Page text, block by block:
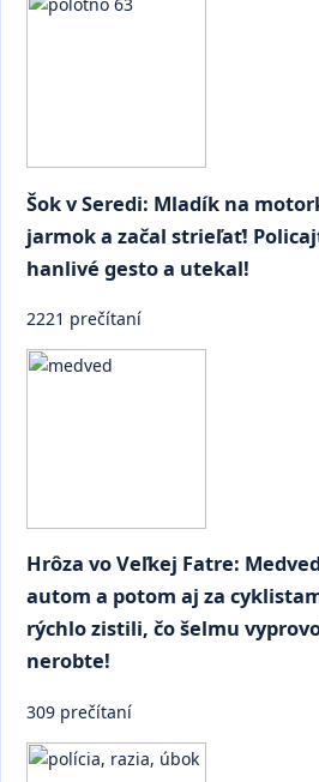
Šok v Seredi: Mladík na
jarmok a začal strieľať!
hanlivé gesto a utekal!
2221 prečítaní
Hrôza vo Veľkej Fatre:
autom a potom aj za
rýchlo zistili, čo šelmu
nerobte!
309 prečítaní